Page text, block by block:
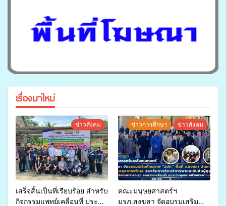
เรื่องมาใหม่
ข่าวสังคม
เสร็จสิ้นเป็นที่เรียบร้อย สำหรับ
กิจกรรมแพทย์เคลื่อนที่ ประจำ
ข่าวการศึกษา ข่าวสังคม
คณะมนุษยศาสตร์ฯ
มรภ.สงขลา จัดอบรมเสริม